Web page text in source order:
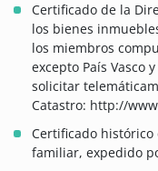
Certificado de la
los bienes
los miembros
excepto País Vasco
solicitar
Catastro: http://
Certificado
familiar, expedido